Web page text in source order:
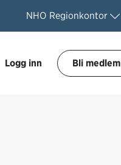
NHO Regionkontor
Logg inn Bli medlem